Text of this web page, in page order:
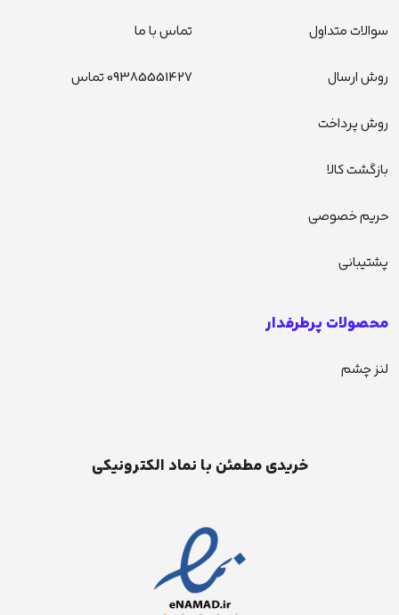
سوالات متداول
روش ارسال
روش پرداخت
بازگشت کالا
حریم خصوصی
پشتیبانی
تماس با ما
09385551427 تماس
محصولات پرطرفدار
لنز چشم
خریدی مطمئن با نماد الکترونیکی